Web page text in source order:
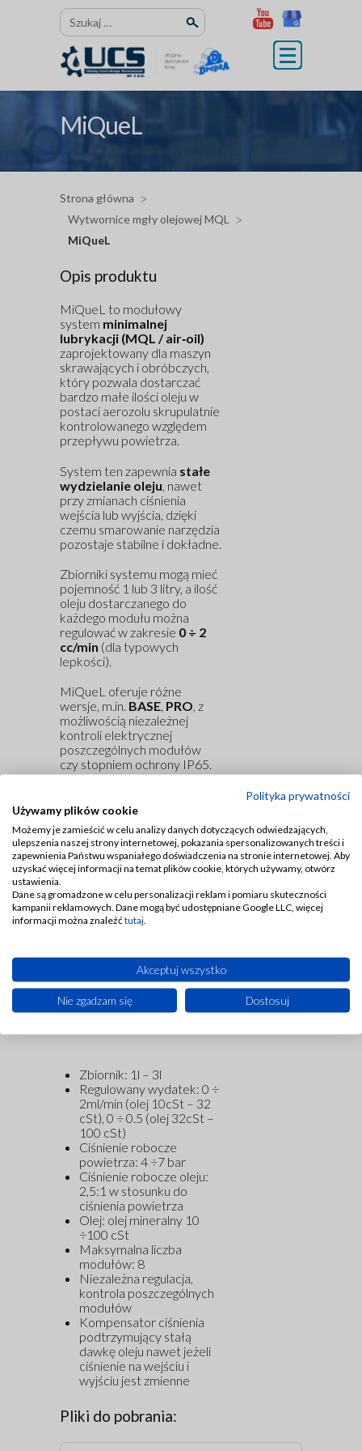
Szukaj:
MiQueL
Strona główna
Wytwornice mgły olejowej MQL
MiQueL
Opis produktu
MiQueL to modułowy
system minimalnej
lubrykacji (MQL / air‑oil)
zaprojektowany dla maszyn
skrawających i obróbczych,
który pozwala dostarczać
bardzo małe ilości oleju w
postaci aerozolu skrupulatnie
kontrolowanego względem
przepływu powietrza.
System ten zapewnia stałe
wydzielanie oleju , nawet
przy zmianach ciśnienia
wejścia lub wyjścia, dzięki
czemu smarowanie narzędzia
pozostaje stabilne i dokładne.
Zbiorniki systemu mogą mieć
pojemność 1 lub 3 litry, a ilość
oleju dostarczanego do
każdego modułu można
regulować w zakresie 0 ÷ 2
cc/min (dla typowych
lepkości).
MiQueL oferuje różne
wersje, m.in. BASE, PRO, z
możliwością niezależnej
kontroli elektrycznej
poszczególnych modułów
czy stopniem ochrony IP65.
jest w mechanizm
zapobiegający kapanie oleju
po zakończeniu cyklu
smarowania, co zwiększa
czystość i eliminuje straty
cieczy.
MiQueL znalazł
zastosowanie m.in. w
taśmowe), gdzie zastąpił
tradycyjne chłodziwa, dając
czystsze procesy, mniejsze
zużycie środowiskowe i
lepszą wydajność skrawania.
Zbiornik: 1l – 3l
Regulowany wydatek: 0 ÷
2ml/min (olej 10cSt – 32
cSt), 0 ÷ 0.5 (olej 32cSt –
100 cSt)
Ciśnienie robocze
powietrza: 4 ÷7 bar
Ciśnienie robocze oleju:
2,5:1 w stosunku do
ciśnienia powietrza
Olej: olej mineralny 10
÷100 cSt
Maksymalna liczba
modułów: 8
Niezależna regulacja,
kontrola poszczególnych
modułów
Kompensator ciśnienia
podtrzymujący stałą
dawkę oleju nawet jeżeli
ciśnienie na wejściu i
wyjściu jest zmienne
Pliki do pobrania:
Polityka prywatności
Używamy plików cookie
Możemy je zamieścić w celu analizy danych dotyczących odwiedzających,
ulepszenia naszej strony internetowej, pokazania spersonalizowanych treści i
zapewnienia Państwu wspaniałego doświadczenia na stronie internetowej. Aby
uzyskać więcej informacji na temat plików cookie, których używamy, otwórz
ustawienia.
Dane są gromadzone w celu personalizacji reklam i pomiaru skuteczności
kampanii reklamowych. Dane mogą być udostępniane Google LLC, więcej
informacji można znaleźć tutaj
Akceptuj wszystko
Nie zgadzam się Dostosuj